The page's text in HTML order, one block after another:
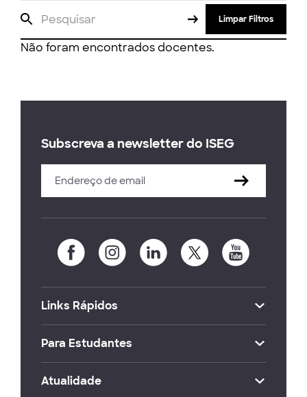
Limpar Filtros
Não foram encontrados docentes.
Subscreva a newsletter do ISEG
Links Rápidos
Para Estudantes
Atualidade